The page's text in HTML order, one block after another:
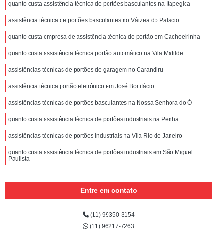
quanto custa assistência técnica de portões basculantes na Itapegica
assistência técnica de portões basculantes no Várzea do Palácio
quanto custa empresa de assistência técnica de portão em Cachoeirinha
quanto custa assistência técnica portão automático na Vila Matilde
assistências técnicas de portões de garagem no Carandiru
assistência técnica portão eletrônico em José Bonifácio
assistências técnicas de portões basculantes na Nossa Senhora do Ó
quanto custa assistência técnica de portões industriais na Penha
assistências técnicas de portões industriais na Vila Rio de Janeiro
quanto custa assistência técnica de portões industriais em São Miguel
Paulista
Entre em contato
(11) 99350-3154
(11) 96217-7263